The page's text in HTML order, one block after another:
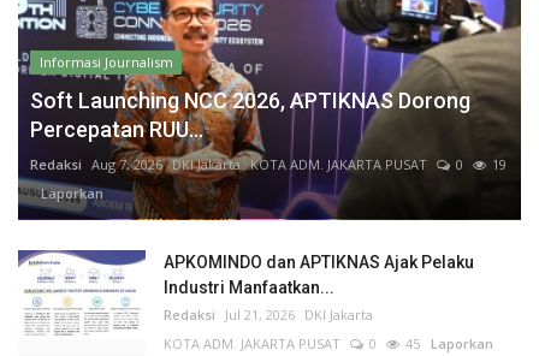
Informasi Journalism
Soft Launching NCC 2026, APTIKNAS Dorong
Percepatan RUU...
Redaksi Aug 7, 2026 DKI Jakarta KOTA ADM. JAKARTA PUSAT 0
19
Laporkan
APKOMINDO dan APTIKNAS Ajak Pelaku
Industri Manfaatkan...
Redaksi Jul 21, 2026 DKI Jakarta
KOTA ADM. JAKARTA PUSAT
0 45 Laporkan